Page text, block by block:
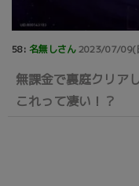
58: 名無しさん2023/07/09(
無課金で裏庭クリア
これって凄い！？